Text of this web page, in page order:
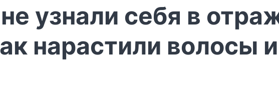
узнали себя в
нарастили волосы